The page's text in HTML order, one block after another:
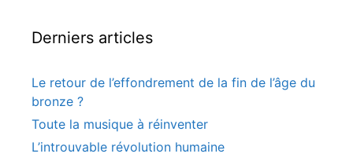
Derniers articles
Le retour de l’effondrement de la fin de l’âge du
bronze ?
Toute la musique à réinventer
L’introuvable révolution humaine